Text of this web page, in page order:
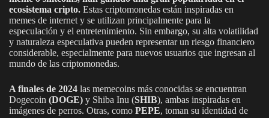
ecosistema cripto. Estas criptomonedas están inspiradas en
memes de internet y se utilizan principalmente para la
especulación y el entretenimiento. Sin embargo, su alta volatilidad
y naturaleza especulativa pueden representar un riesgo financiero
considerable, especialmente para nuevos usuarios que ingresan al
mundo de las criptomonedas.
A finales de 2024 las memecoins más conocidas se encuentran
Dogecoin (DOGE) y Shiba Inu (SHIB), ambas inspiradas en
imágenes de perros. Otras, como PEPE, toman su identidad de